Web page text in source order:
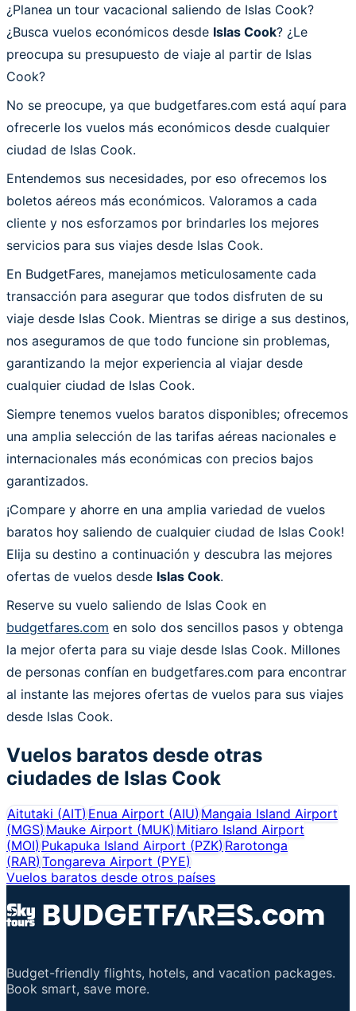
¿Planea un tour vacacional saliendo de Islas Cook?
¿Busca vuelos económicos desde Islas Cook? ¿Le
preocupa su presupuesto de viaje al partir de Islas
Cook?
No se preocupe, ya que budgetfares.com está aquí para
ofrecerle los vuelos más económicos desde cualquier
ciudad de Islas Cook.
Entendemos sus necesidades, por eso ofrecemos los
boletos aéreos más económicos. Valoramos a cada
cliente y nos esforzamos por brindarles los mejores
servicios para sus viajes desde Islas Cook.
En BudgetFares, manejamos meticulosamente cada
transacción para asegurar que todos disfruten de su
viaje desde Islas Cook. Mientras se dirige a sus destinos,
nos aseguramos de que todo funcione sin problemas,
garantizando la mejor experiencia al viajar desde
cualquier ciudad de Islas Cook.
Siempre tenemos vuelos baratos disponibles; ofrecemos
una amplia selección de las tarifas aéreas nacionales e
internacionales más económicas con precios bajos
garantizados.
¡Compare y ahorre en una amplia variedad de vuelos
baratos hoy saliendo de cualquier ciudad de Islas Cook!
Elija su destino a continuación y descubra las mejores
ofertas de vuelos desde Islas Cook.
Reserve su vuelo saliendo de Islas Cook en
budgetfares.com en solo dos sencillos pasos y obtenga
la mejor oferta para su viaje desde Islas Cook. Millones
de personas confían en budgetfares.com para encontrar
al instante las mejores ofertas de vuelos para sus viajes
desde Islas Cook.
Vuelos baratos desde otras
ciudades de Islas Cook
Aitutaki (AIT)Enua Airport (AIU)Mangaia Island Airport
(MGS)Mauke Airport (MUK) Mitiaro Island Airport
(MOI)Pukapuka Island Airport (PZK) Rarotonga
(RAR)Tongareva Airport (PYE)
Vuelos baratos desde otros países
Budget-friendly flights, hotels, and vacation packages.
Book smart, save more.